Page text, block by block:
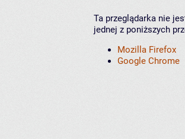
Ta przeglądarka nie
jednej z poniższych
Mozilla Firefox
Google Chrome